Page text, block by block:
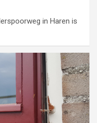
in Haren is